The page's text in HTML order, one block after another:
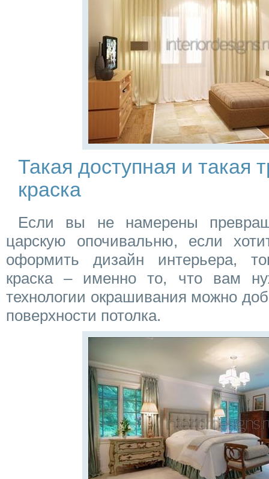
Такая доступная и такая
краска
Если вы не намерены
царскую опочивальню, если
оформить дизайн интерьера,
краска – именно то, что вам
технологии окрашивания можно
поверхности потолка.